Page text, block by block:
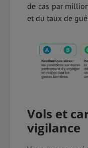
de cas par
et du taux de
Vols et
vigilance